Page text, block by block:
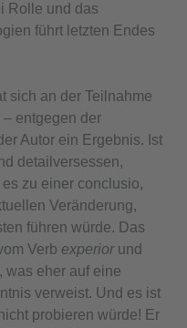
Rolle und das
führt letzten Endes
sich an der Teilnahme
entgegen der
Autor ein Ergebnis. Ist
detailversessen,
zu einer conclusio,
Veränderung,
führen würde. Das
Verb experior und
was eher auf eine
verweist. Und es ist
probieren würde! Er